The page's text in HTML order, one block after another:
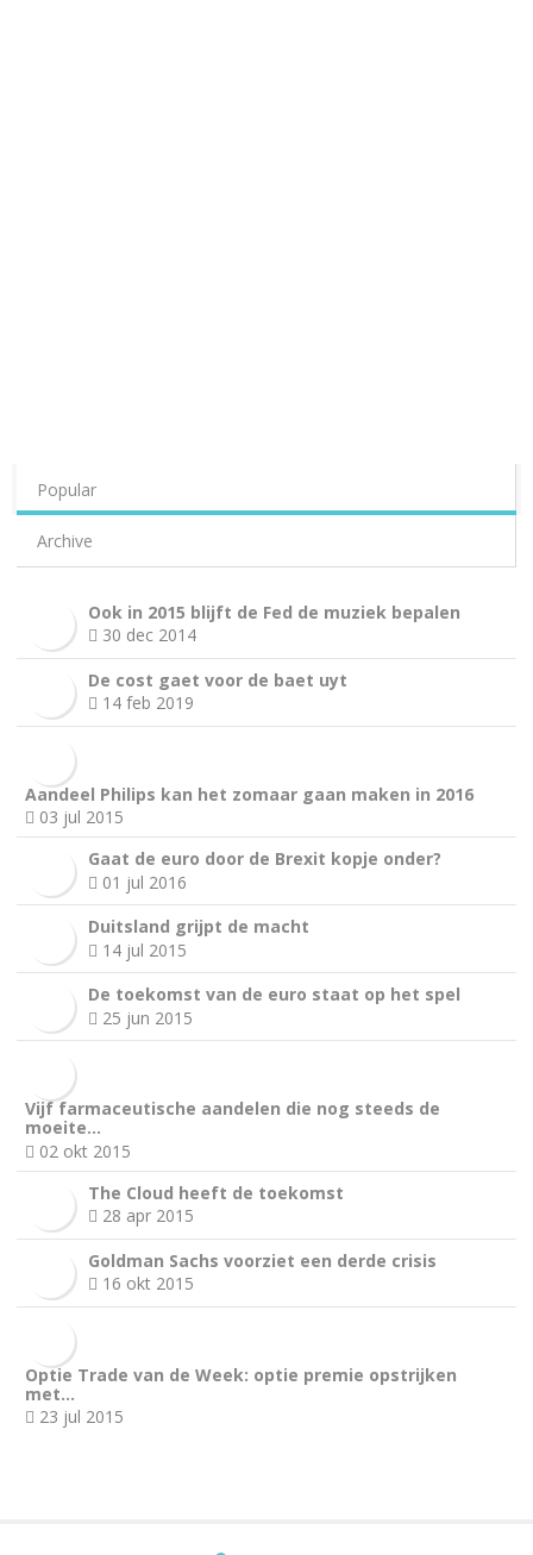
Popular
Archive
Ook in 2015 blijft de Fed de muziek bepalen
30 dec 2014
De cost gaet voor de baet uyt
14 feb 2019
Aandeel Philips kan het zomaar gaan maken in 2016
03 jul 2015
Gaat de euro door de Brexit kopje onder?
01 jul 2016
Duitsland grijpt de macht
14 jul 2015
De toekomst van de euro staat op het spel
25 jun 2015
Vijf farmaceutische aandelen die nog steeds de
moeite…
02 okt 2015
The Cloud heeft de toekomst
28 apr 2015
Goldman Sachs voorziet een derde crisis
16 okt 2015
Optie Trade van de Week: optie premie opstrijken
met…
23 jul 2015